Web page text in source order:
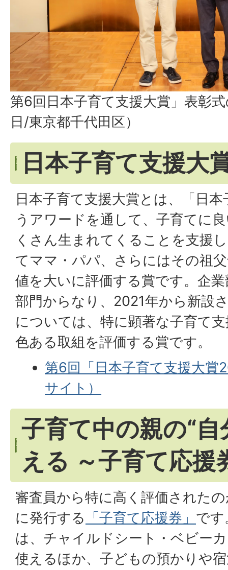
第6回日本子育て支援大賞」表彰
日/東京都千代田区）
日本子育て支援大
日本子育て支援大賞とは、「日
うアワードを通して、子育てに
くさん生まれてくることを支援
てママ・パパ、さらにはその祖
値を大いに評価する賞です。企
部門からなり、2021年から新設
については、特に顕著な子育て
色ある取組を評価する賞です。
第6回「日本子育て支援大賞
サイト）
子育て中の親の“自
える ～子育て応援
審査員から特に高く評価された
に発行する
「子育て応援券」 です
は、チャイルドシート・ベビー
使えるほか、子どもの預かりや